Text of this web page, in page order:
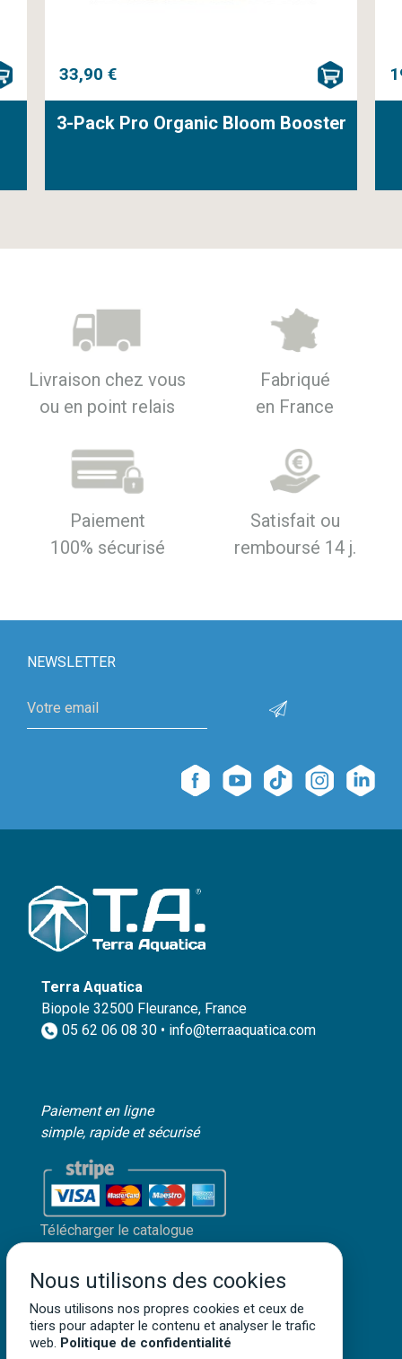
33,90 €
3-Pack Pro Organic Bloom Booster
Livraison chez vous
ou en point relais
Fabriqué
en France
Paiement
100% sécurisé
Satisfait ou
remboursé 14 j.
NEWSLETTER
Terra Aquatica
Biopole 32500 Fleurance, France
05 62 06 08 30 • info@terraaquatica.com
Paiement en ligne
simple, rapide et sécurisé
Télécharger le catalogue
Mentions légales
Politique de confidentialité
Conditions générales de vente
Nous utilisons des cookies
Nous utilisons nos propres cookies et ceux de
tiers pour adapter le contenu et analyser le trafic
web. Politique de confidentialité